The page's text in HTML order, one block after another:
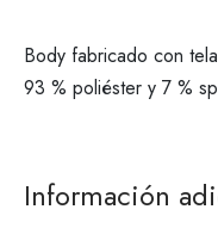
Body fabricado con
93 % poliéster y 7 %
Información